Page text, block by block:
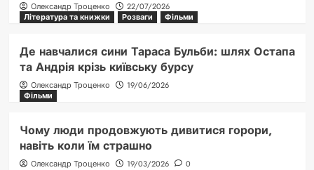
Олександр Троценко
22/07/2026
Література та книжки
Розваги Фільми
Де навчалися сини Тараса Бульби: шлях Остапа
та Андрія крізь київську бурсу
Олександр Троценко
19/06/2026
Фільми
Чому люди продовжують дивитися горори,
навіть коли їм страшно
Олександр Троценко 19/03/2026 0